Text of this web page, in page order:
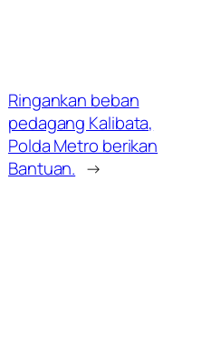
Ringankan beban
pedagang Kalibata,
Polda Metro berikan
Bantuan. →